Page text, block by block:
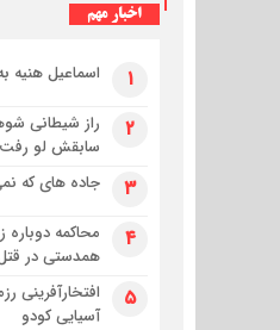
اخبار مهم
۱ اسماعیل هنیه
۲
راز شیطانی
سابقش لو
۳ جاده های که
۴
محاکمه دوباره
همدستی در
۵
افتخارآفرینی
آسیایی کودو